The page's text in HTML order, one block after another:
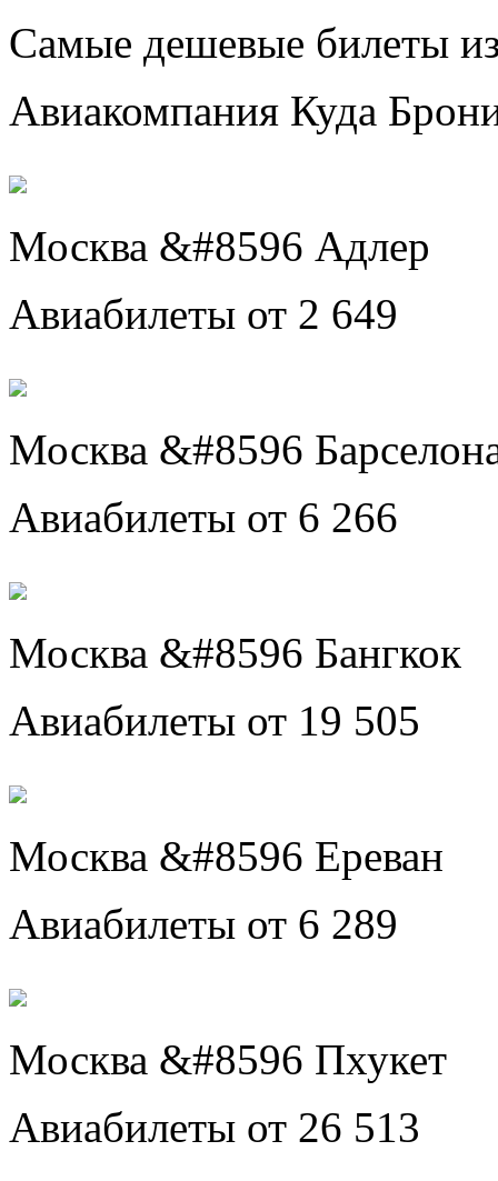
Самые дешевые билеты
Авиакомпания Куда
Москва &#8596 Адлер
Авиабилеты от 2 649
Москва &#8596
Авиабилеты от 6 266
Москва &#8596 Бангкок
Авиабилеты от 19 505
Москва &#8596 Ереван
Авиабилеты от 6 289
Москва &#8596 Пхукет
Авиабилеты от 26 513